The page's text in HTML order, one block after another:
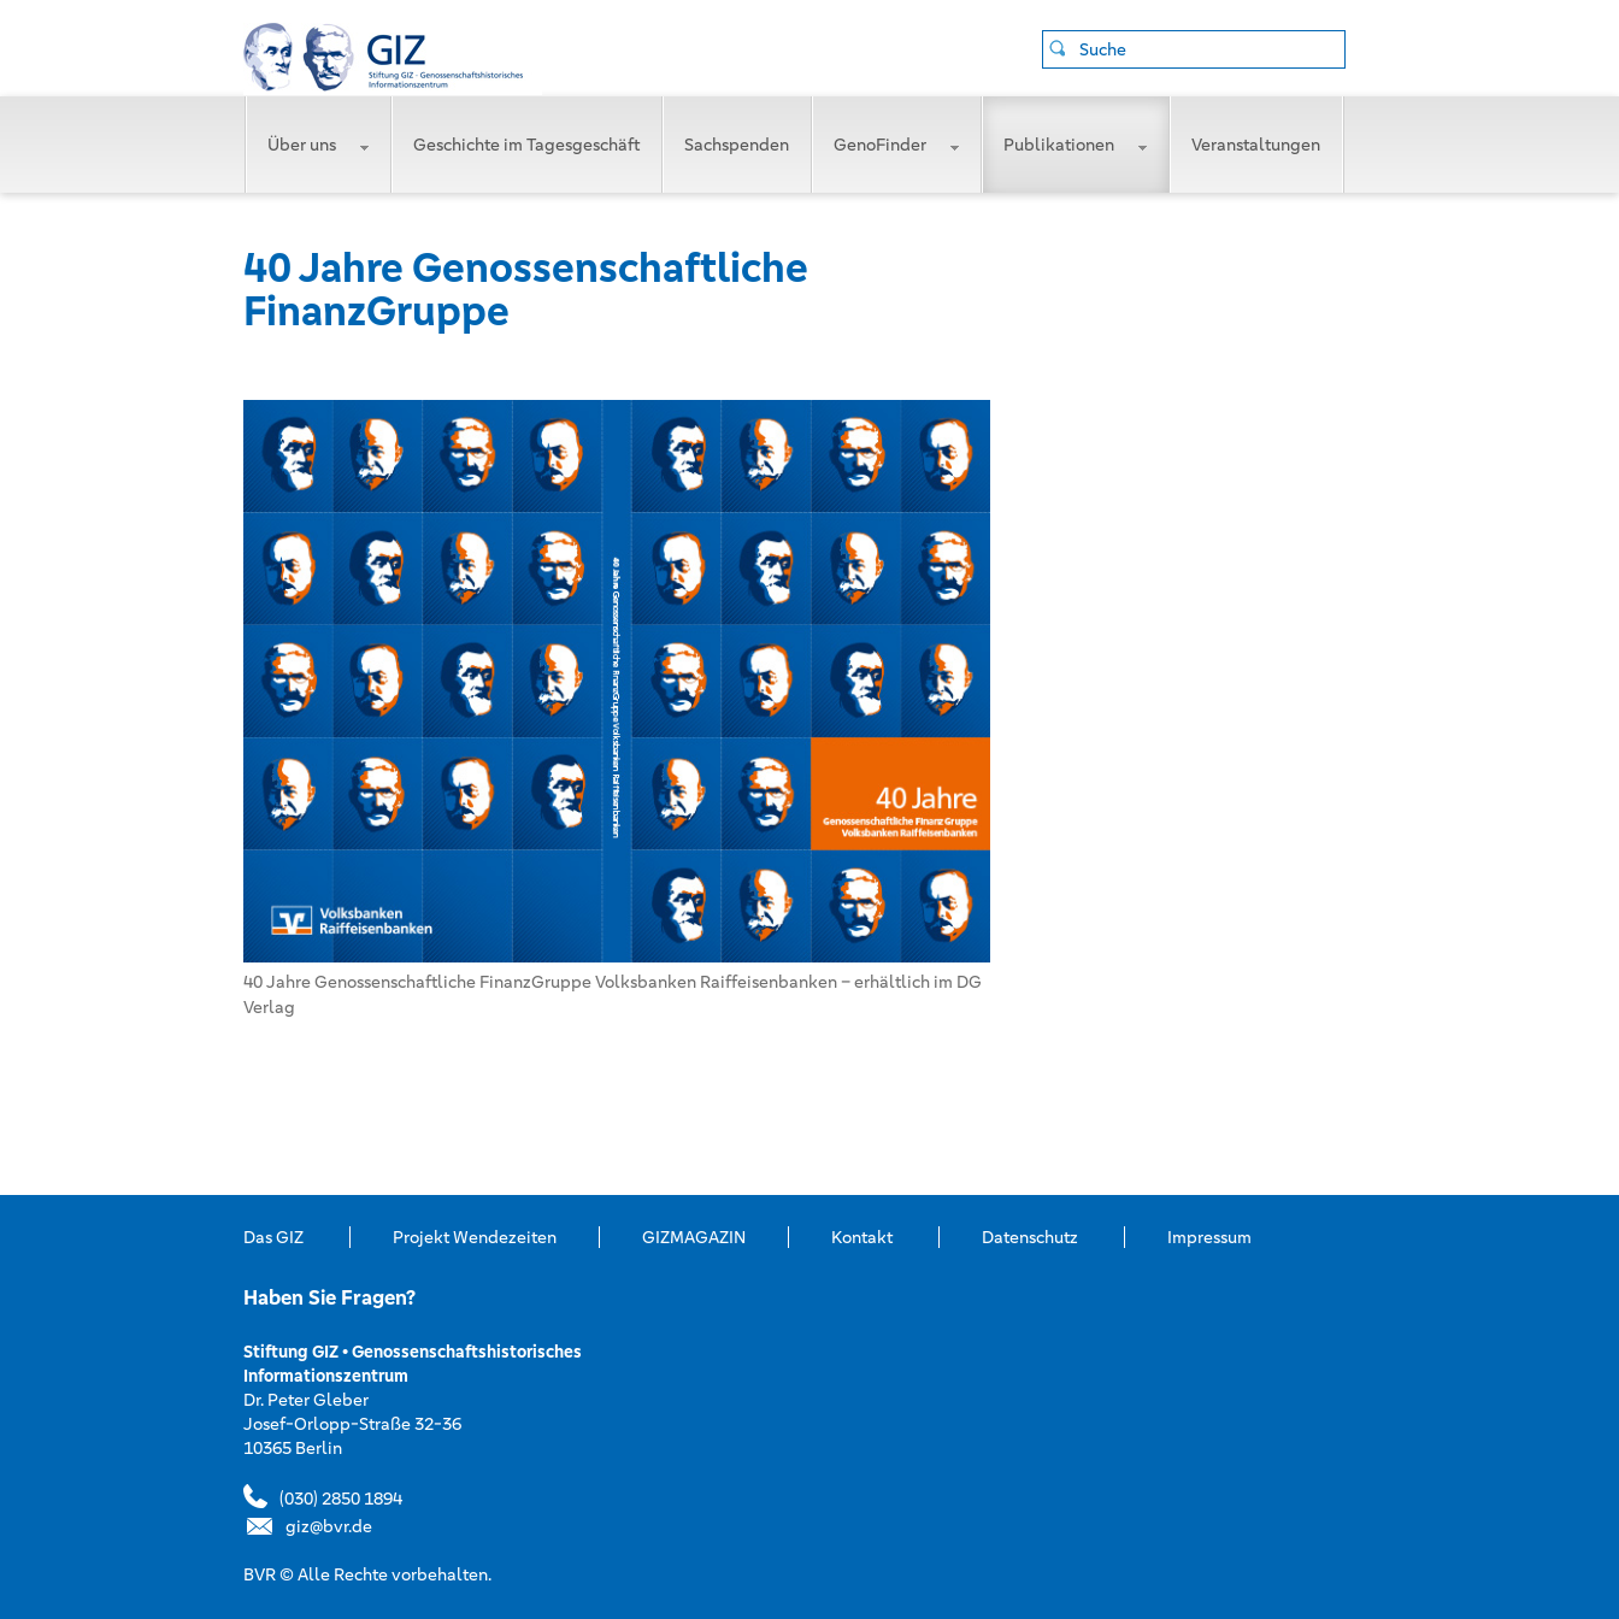
Suche
Über uns Geschichte im Tagesgeschäft Sachspenden GenoFinder Publikationen Veranstaltungen
40 Jahre Genossenschaftliche
FinanzGruppe
40 Jahre Genossenschaftliche FinanzGruppe Volksbanken Raiffeisenbanken – erhältlich im DG
Verlag
Das GIZ Projekt Wendezeiten GIZMAGAZIN Kontakt Datenschutz Impressum
Haben Sie Fragen?
Stiftung GIZ•Genossenschaftshistorisches
Informationszentrum
Dr. Peter Gleber
Josef-Orlopp-Straße 32-36
10365 Berlin
(030) 2850 1894
giz@bvr.de
BVR © Alle Rechte vorbehalten.